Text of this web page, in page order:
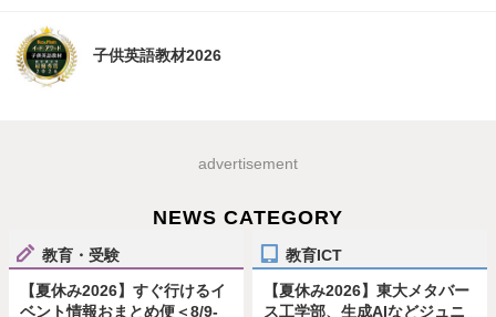
子供英語教材2026
advertisement
NEWS CATEGORY
教育・受験
【夏休み2026】すぐ行けるイ
ベント情報おまとめ便＜8/9-
教育ICT
【夏休み2026】東大メタバー
ス工学部、生成AIなどジュニ